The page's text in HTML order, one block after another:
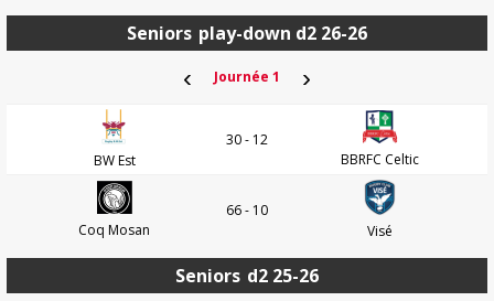
Seniors play-down d2 26-26
‹ Journée 1 ›
BW Est
30 - 12
BBRFC Celtic
Coq Mosan
66 - 10
Visé
Seniors d2 25-26